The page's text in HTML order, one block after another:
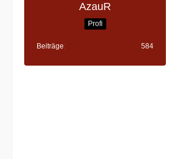
AzauR
Profi
Beiträge 584